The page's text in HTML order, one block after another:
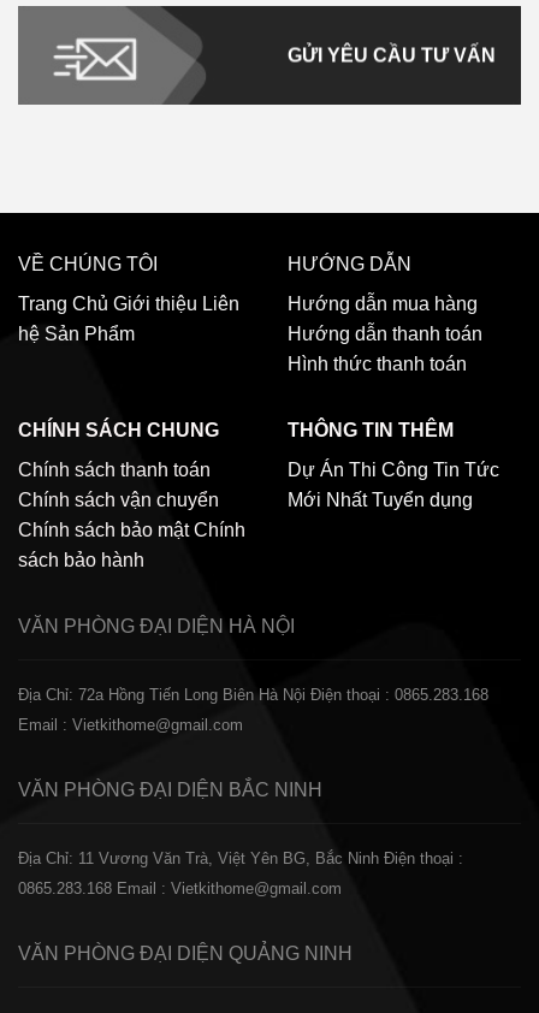
GỬI YÊU CẦU TƯ VẤN
VỀ CHÚNG TÔI
Trang Chủ Giới thiệu Liên
hệ Sản Phẩm
HƯỚNG DẪN
Hướng dẫn mua hàng
Hướng dẫn thanh toán
Hình thức thanh toán
CHÍNH SÁCH CHUNG
Chính sách thanh toán
Chính sách vận chuyển
Chính sách bảo mật Chính
sách bảo hành
THÔNG TIN THÊM
Dự Án Thi Công Tin Tức
Mới Nhất Tuyển dụng
VĂN PHÒNG ĐẠI DIỆN HÀ NỘI
Địa Chỉ: 72a Hồng Tiến Long Biên Hà Nội Điện thoại : 0865.283.168
Email : Vietkithome@gmail.com
VĂN PHÒNG ĐẠI DIỆN BẮC NINH
Địa Chỉ: 11 Vương Văn Trà, Việt Yên BG, Bắc Ninh Điện thoại :
0865.283.168 Email : Vietkithome@gmail.com
VĂN PHÒNG ĐẠI DIỆN QUẢNG NINH